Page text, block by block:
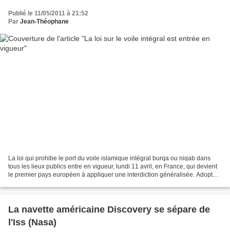
Publié le 11/05/2011 à 21:52
Par Jean-Théophane
La loi qui prohibe le port du voile islamique intégral burqa ou niqab dans
tous les lieux publics entre en vigueur, lundi 11 avril, en France, qui devient
le premier pays européen à appliquer une interdiction généralisée. Adoptée
La navette américaine Discovery se sépare de
l'Iss (Nasa)